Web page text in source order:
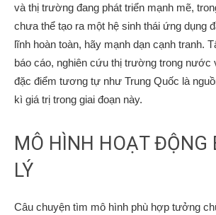
và thị trường đang phát triển mạnh mẽ,
chưa thể tạo ra một hệ sinh thái ứng dụng
lĩnh hoàn toàn, hãy mạnh dạn cạnh tranh.
báo cáo, nghiên cứu thị trường trong
đặc điểm tương tự như Trung Quốc là
kì giá trị trong giai đoạn này.
MÔ HÌNH HOẠT ĐỘNG
LÝ
Câu chuyện tìm mô hình phù hợp tưởng